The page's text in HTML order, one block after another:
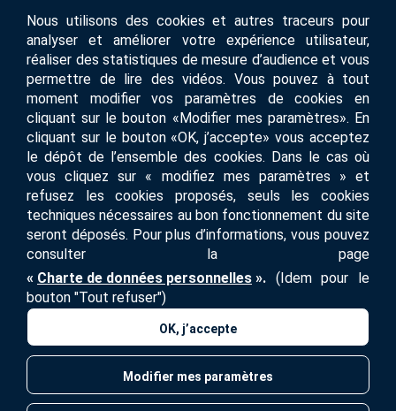
Métiers
Imprimerie
PLAN DU SITE
MENTIONS LÉGALES
CONTACT
Nous utilisons des cookies et autres traceurs pour
analyser et améliorer votre expérience utilisateur,
réaliser des statistiques de mesure d’audience et vous
permettre de lire des vidéos. Vous pouvez à tout
moment modifier vos paramètres de cookies en
cliquant sur le bouton «Modifier mes paramètres». En
cliquant sur le bouton «OK, j’accepte» vous acceptez
le dépôt de l’ensemble des cookies. Dans le cas où
vous cliquez sur « modifiez mes paramètres » et
refusez les cookies proposés, seuls les cookies
techniques nécessaires au bon fonctionnement du site
seront déposés. Pour plus d’informations, vous pouvez
consulter la page
« Charte de données personnelles ». (Idem pour le
bouton "Tout refuser")
OK, j’accepte
Modifier mes paramètres